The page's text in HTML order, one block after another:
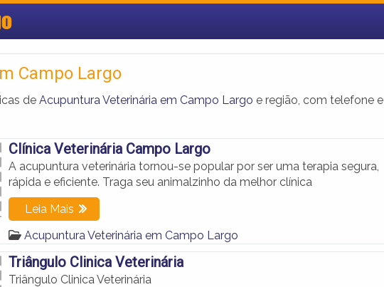
Campo Largo
de Acupuntura Veterinária em Campo Largo e região, com telefone e
Clínica Veterinária Campo Largo
A acupuntura veterinária tornou-se popular por ser uma terapia segura,
rápida e eficiente. Traga seu animalzinho da melhor clínica
Leia Mais
Acupuntura Veterinária em Campo Largo
Triângulo Clinica Veterinária
Triângulo Clinica Veterinária